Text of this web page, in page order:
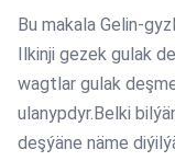
Bu makala Gelin-
Ilkinji gezek gulak
wagtlar gulak
ulanypdyr.Belki
deşýäne näme